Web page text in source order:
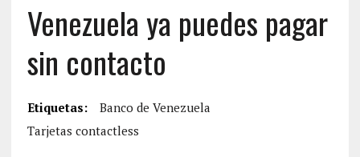
Venezuela ya puedes pagar
sin contacto
Etiquetas:
Banco de Venezuela
Tarjetas contactless